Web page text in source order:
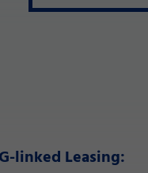
linked Leasing: